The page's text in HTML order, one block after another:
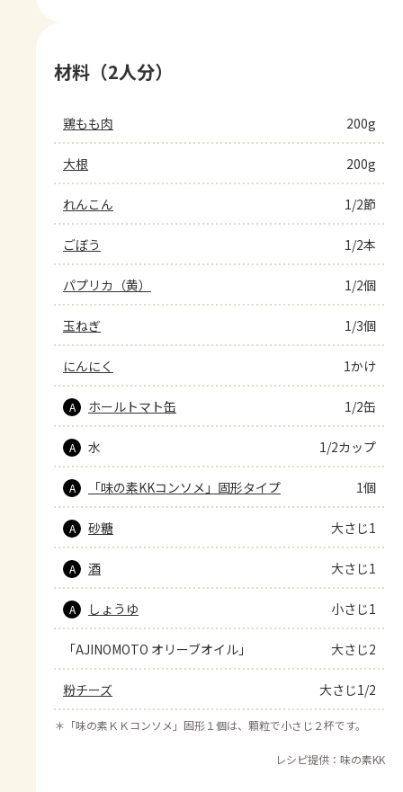
材料（2人分）
鶏もも肉 200g
大根 200g
れんこん 1/2節
ごぼう 1/2本
パプリカ（黄） 1/2個
玉ねぎ 1/3個
にんにく 1かけ
A ホールトマト缶 1/2缶
A 水 1/2カップ
A 「味の素KKコンソメ」固形タイプ 1個
A 砂糖 大さじ1
A 酒 大さじ1
A しょうゆ 小さじ1
「AJINOMOTO オリーブオイル」 大さじ2
粉チーズ 大さじ1/2
＊ 「味の素ＫＫコンソメ」固形１個は、顆粒で小さじ２杯です。
レシピ提供：味の素KK